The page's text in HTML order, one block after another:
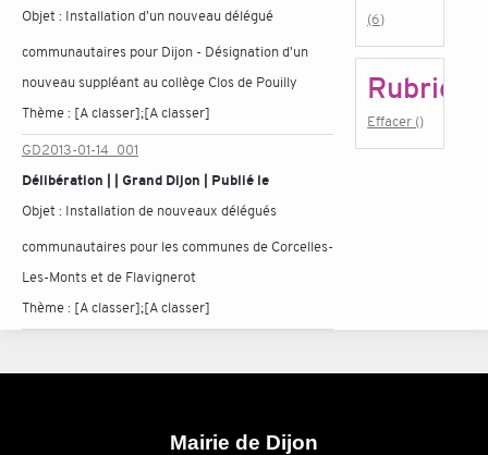
Objet : Installation d'un nouveau délégué
communautaires pour Dijon - Désignation d'un
nouveau suppléant au collège Clos de Pouilly
Thème : [A classer];[A classer]
GD2013-01-14_001
Délibération | | Grand Dijon | Publié le
Objet : Installation de nouveaux délégués
communautaires pour les communes de Corcelles-
Les-Monts et de Flavignerot
Thème : [A classer];[A classer]
(6)
Rubrique
Effacer ()
Mairie de Dijon